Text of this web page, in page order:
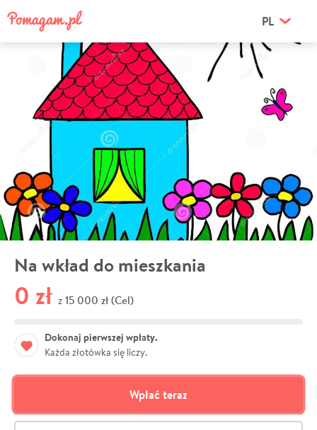
PL
Na wkład do mieszkania
0 zł z 15 000 zł (Cel)
Dokonaj pierwszej wpłaty.
Każda złotówka się liczy.
Wpłać teraz